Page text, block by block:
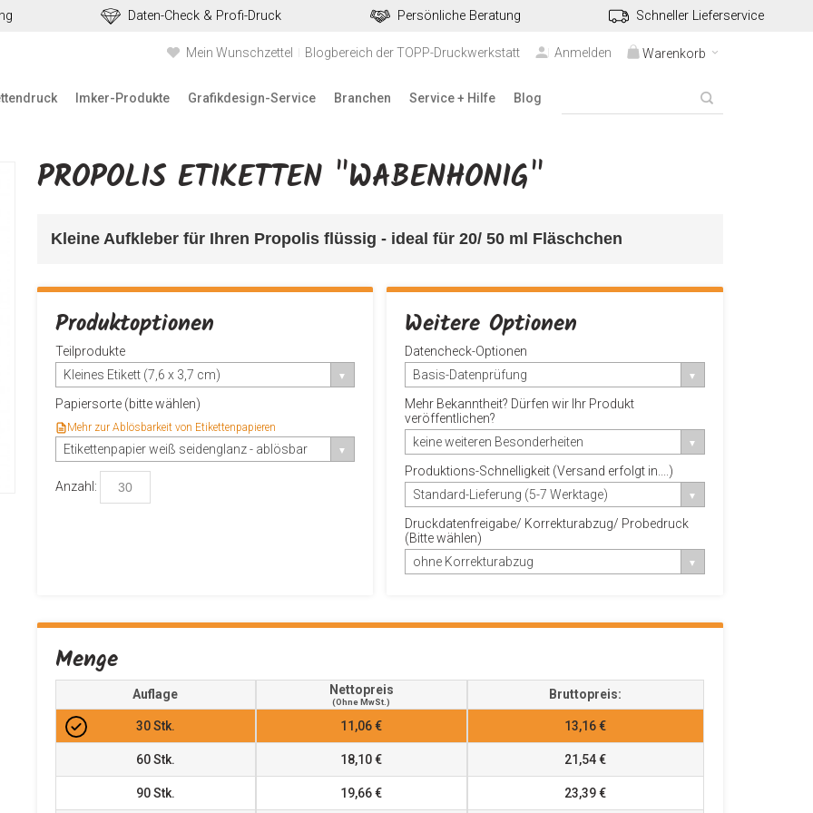
Daten-Check & Profi-Druck Persönliche Beratung Schneller Lieferservice
Warenkorb
Mein Wunschzettel Blogbereich der TOPP-Druckwerkstatt Anmelden
Imker-Produkte Grafikdesign-Service Branchen Service + Hilfe Blog
PROPOLIS ETIKETTEN "WABENHONIG"
Kleine Aufkleber für Ihren Propolis flüssig - ideal für 20/ 50 ml Fläschchen
Produktoptionen
Teilprodukte
Kleines Etikett (7,6 x 3,7 cm)
Papiersorte (bitte wählen)
Mehr zur Ablösbarkeit von Etikettenpapieren
Etikettenpapier weiß seidenglanz - ablösbar
Anzahl:
Weitere Optionen
Datencheck-Optionen
Basis-Datenprüfung
Mehr Bekanntheit? Dürfen wir Ihr Produkt
veröffentlichen?
keine weiteren Besonderheiten
Produktions-Schnelligkeit (Versand erfolgt in....)
Standard-Lieferung (5-7 Werktage)
Druckdatenfreigabe/ Korrekturabzug/ Probedruck
(Bitte wählen)
ohne Korrekturabzug
Menge
Auflage Nettopreis
(ohne MwSt.)
Bruttopreis:
30Stk. 11,06 € 13,16 €
60Stk. 18,10 € 21,54 €
90Stk. 19,66 € 23,39 €